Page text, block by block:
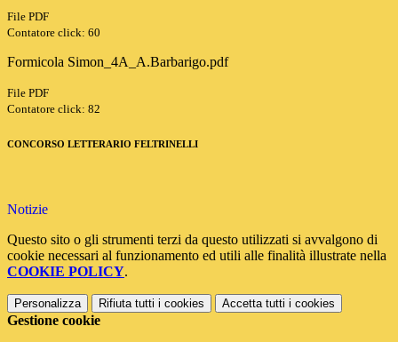
File PDF
Contatore click: 60
Formicola Simon_4A_A.Barbarigo.pdf
File PDF
Contatore click: 82
CONCORSO LETTERARIO FELTRINELLI
Notizie
Questo sito o gli strumenti terzi da questo utilizzati si avvalgono di
cookie necessari al funzionamento ed utili alle finalità illustrate nella
COOKIE POLICY.
Personalizza Rifiuta tutti i cookies Accetta tutti i cookies
Gestione cookie